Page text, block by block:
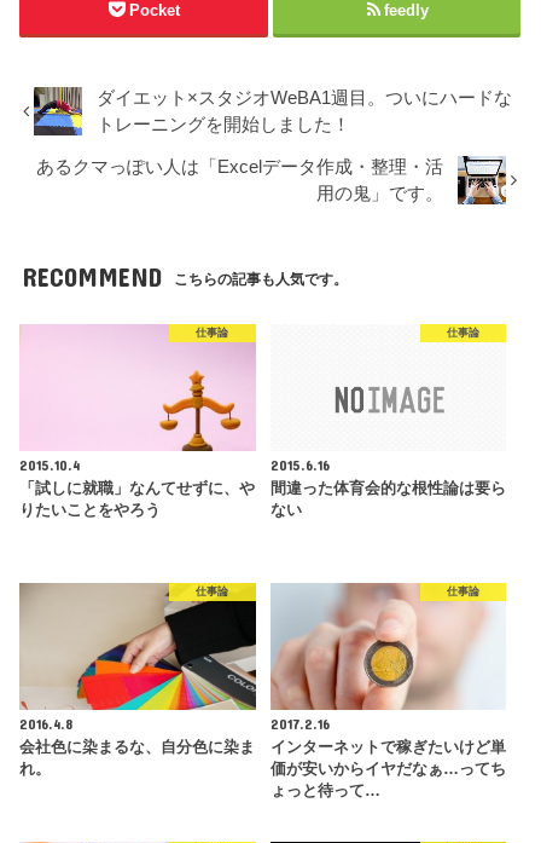
Pocket feedly
ダイエット×スタジオWeBA1週目。ついにハードな
トレーニングを開始しました！
あるクマっぽい人は「Excelデータ作成・整理・活
用の鬼」です。
RECOMMEND こちらの記事も人気です。
仕事論
2015.10.4
「試しに就職」なんてせずに、や
りたいことをやろう
仕事論
2015.6.16
間違った体育会的な根性論は要ら
ない
仕事論
2016.4.8
会社色に染まるな、自分色に染ま
れ。
仕事論
2017.2.16
インターネットで稼ぎたいけど単
価が安いからイヤだなぁ…ってち
ょっと待って…